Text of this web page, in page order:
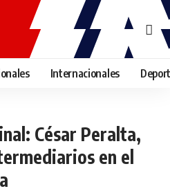
Internacionales
César Peralta,
en el